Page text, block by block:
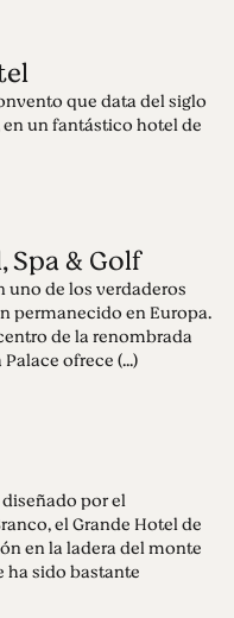
que data del siglo
un fantástico hotel de
Spa & Golf
uno de los verdaderos
permanecido en Europa.
de la renombrada
ofrece (...)
por el
el Grande Hotel de
en la ladera del monte
ha sido bastante